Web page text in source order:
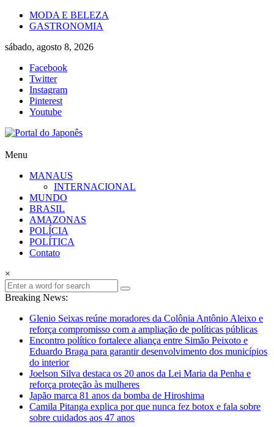
Skip
MODA E BELEZA
GASTRONOMIA
sábado, agosto 8, 2026
Facebook
Twitter
Instagram
Pinterest
Youtube
Portal
Japonês
Japão
mais
perto
Menu
MANAUS
INTERNACIONAL
MUNDO
BRASIL
AMAZONAS
POLÍCIA
POLÍTICA
Contato
×
Breaking News:
Glenio Seixas reúne moradores da Colônia Antônio Aleixo e
reforça compromisso com a ampliação de políticas públicas
Encontro político fortalece aliança entre Simão Peixoto e
Eduardo Braga para garantir desenvolvimento dos municípios
do interior
Joelson Silva destaca os 20 anos da Lei Maria da Penha e
reforça proteção às mulheres
Japão marca 81 anos da bomba de Hiroshima
Camila Pitanga explica por que nunca fez botox e fala sobre
sobre cuidados aos 47 anos